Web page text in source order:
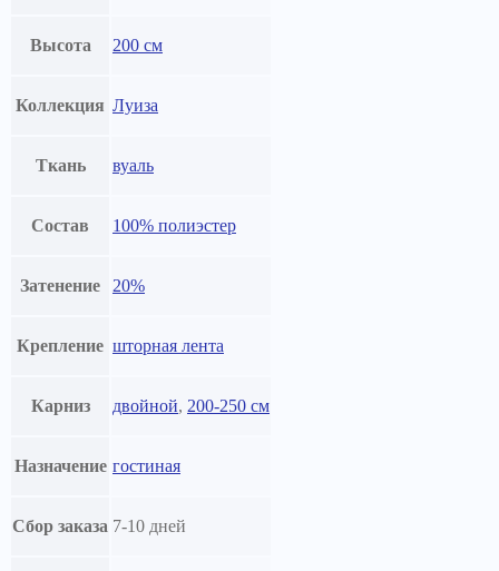
Высота 200 см
Коллекция Луиза
Ткань вуаль
Состав 100% полиэстер
Затенение 20%
Крепление шторная лента
Карниз двойной, 200-250 см
Назначение гостиная
Сбор заказа 7-10 дней